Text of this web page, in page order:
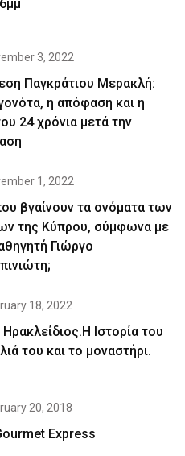
3, 2022
Παγκράτιου Μερακλή:
η απόφαση και η
24 χρόνια μετά την
1, 2022
βγαίνουν τα ονόματα των
της Κύπρου, σύμφωνα με
Γιώργο
18, 2022
Ηρακλείδιος.Η Ιστορία του
του και το μοναστήρι.
20, 2018
Express